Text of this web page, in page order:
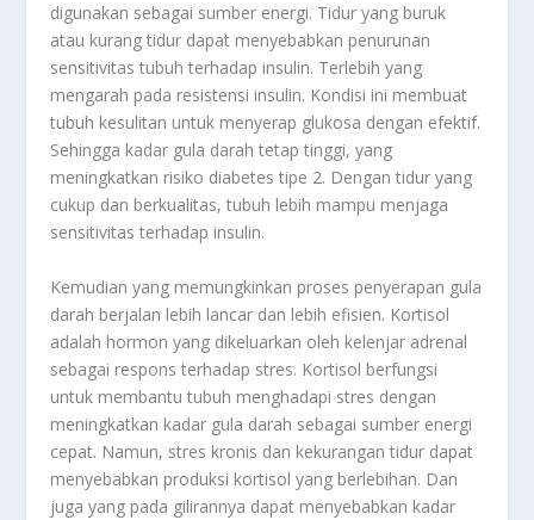
digunakan sebagai sumber energi. Tidur yang buruk
atau kurang tidur dapat menyebabkan penurunan
sensitivitas tubuh terhadap insulin. Terlebih yang
mengarah pada resistensi insulin. Kondisi ini membuat
tubuh kesulitan untuk menyerap glukosa dengan efektif.
Sehingga kadar gula darah tetap tinggi, yang
meningkatkan risiko diabetes tipe 2. Dengan tidur yang
cukup dan berkualitas, tubuh lebih mampu menjaga
sensitivitas terhadap insulin.
Kemudian yang memungkinkan proses penyerapan gula
darah berjalan lebih lancar dan lebih efisien. Kortisol
adalah hormon yang dikeluarkan oleh kelenjar adrenal
sebagai respons terhadap stres. Kortisol berfungsi
untuk membantu tubuh menghadapi stres dengan
meningkatkan kadar gula darah sebagai sumber energi
cepat. Namun, stres kronis dan kekurangan tidur dapat
menyebabkan produksi kortisol yang berlebihan. Dan
juga yang pada gilirannya dapat menyebabkan kadar